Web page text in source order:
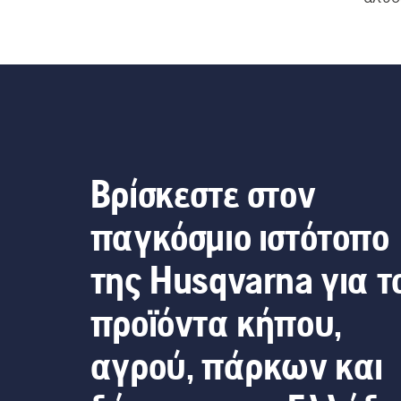
χρήση
Βρίσκεστε στον
παγκόσμιο ιστότοπο
της Husqvarna για
προϊόντα κήπου,
αγρού, πάρκων και